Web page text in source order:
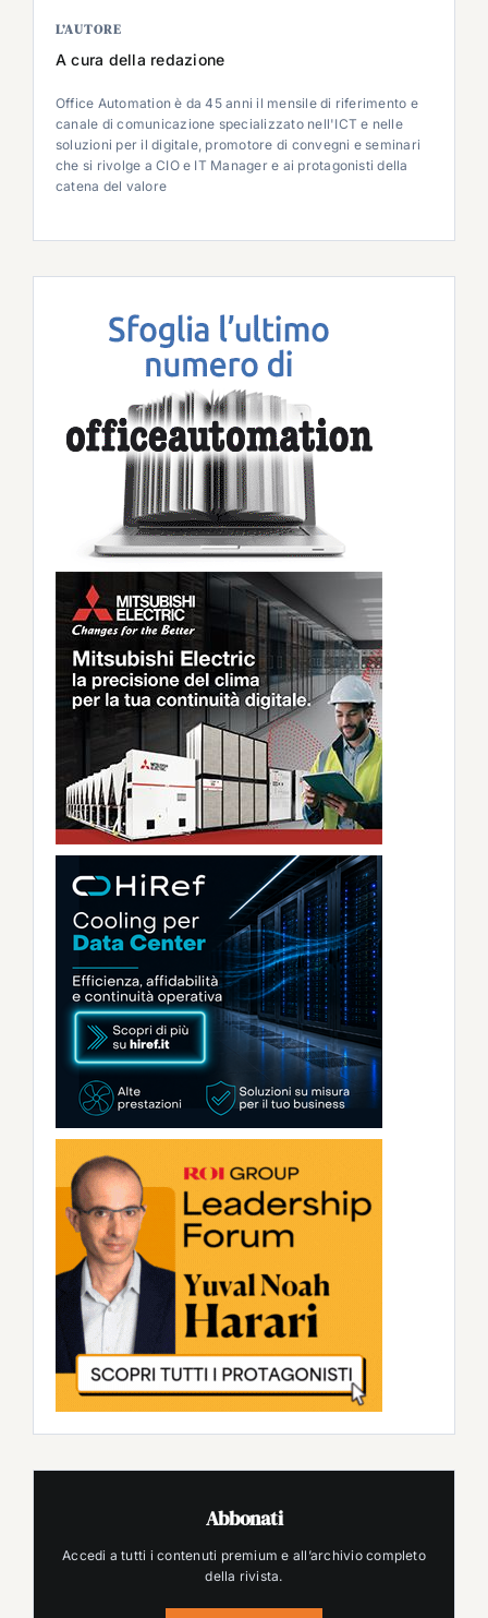
L’AUTORE
A cura della redazione
Office Automation è da 45 anni il mensile di riferimento e
canale di comunicazione specializzato nell'ICT e nelle
soluzioni per il digitale, promotore di convegni e seminari
che si rivolge a CIO e IT Manager e ai protagonisti della
catena del valore
Abbonati
Accedi a tutti i contenuti premium e all’archivio completo
della rivista.